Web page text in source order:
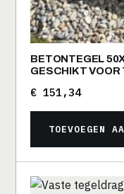
BETONTEGEL
GESCHIKT VOOR
€ 151,34
TOEVOEGEN